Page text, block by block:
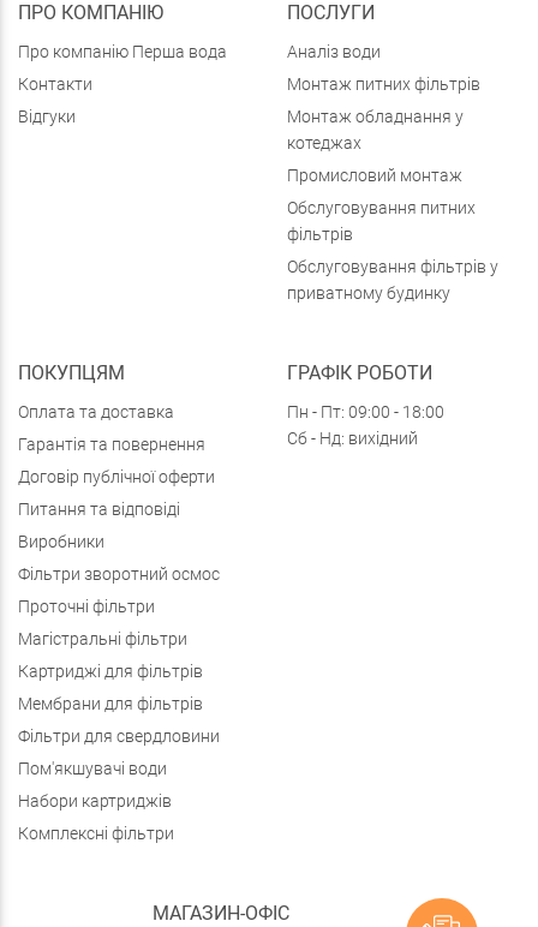
ПРО КОМПАНІЮ
Про компанію Перша вода
Контакти
Відгуки
ПОСЛУГИ
Аналіз води
Монтаж питних фільтрів
Монтаж обладнання у
котеджах
Промисловий монтаж
Обслуговування питних
фільтрів
Обслуговування фільтрів у
приватному будинку
ПОКУПЦЯМ
Оплата та доставка
Гарантія та повернення
Договір публічної оферти
Питання та відповіді
Виробники
Фільтри зворотний осмос
Проточні фільтри
Магістральні фільтри
Картриджі для фільтрів
Мембрани для фільтрів
Фільтри для свердловини
Пом'якшувачі води
Набори картриджів
Комплексні фільтри
ГРАФІК РОБОТИ
Пн - Пт: 09:00 - 18:00
Сб - Нд: вихідний
МАГАЗИН-ОФІС